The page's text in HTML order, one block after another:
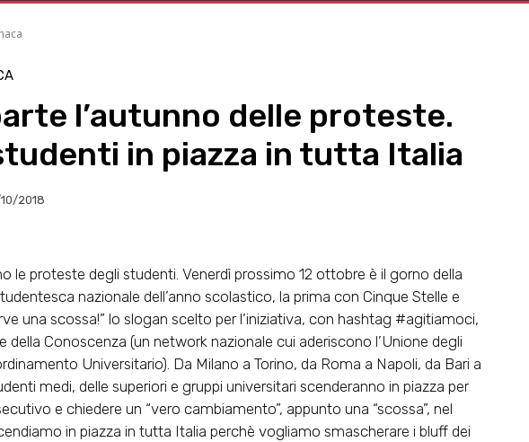
l’autunno delle proteste.
in piazza in tutta Italia
2018
le proteste degli studenti. Venerdì prossimo 12 ottobre è il gorno della
nazionale dell’anno scolastico, la prima con Cinque Stelle e
una scossa!” lo slogan scelto per l’iniziativa, con hashtag #agitiamoci,
della Conoscenza (un network nazionale cui aderiscono l’Unione degli
Universitario). Da Milano a Torino, da Roma a Napoli, da Bari a
medi, delle superiori e gruppi universitari scenderanno in piazza per
e chiedere un “vero cambiamento”, appunto una “scossa”, nel
in piazza in tutta Italia perchè vogliamo smascherare i bluff dei